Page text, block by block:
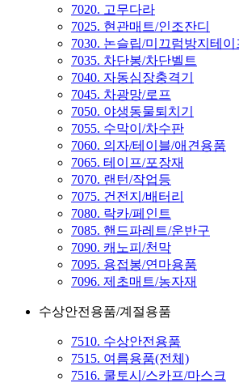
7020. 고무다라
7025. 현관매트/인조잔디
7030. 논슬립/미끄럼방지테이
7035. 차단봉/차단벨트
7040. 자동심장충격기
7045. 차광망/로프
7050. 야생동물퇴치기
7055. 수막이/차수판
7060. 의자/테이블/애견용품
7065. 테이프/포장재
7070. 랜턴/작업등
7075. 건전지/배터리
7080. 락카/페인트
7085. 핸드파레트/운반구
7090. 캐노피/천막
7095. 용접봉/연마용품
7096. 제초매트/농자재
수상안전용품/계절용품
7510. 수상안전용품
7515. 여름용품(전체)
7516. 쿨토시/스카프/마스크